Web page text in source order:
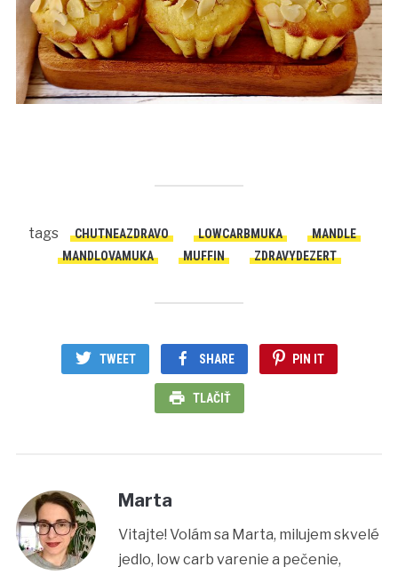
tags CHUTNEAZDRAVO LOWCARBMUKA
MANDLE
MANDLOVAMUKA
MUFFIN ZDRAVYDEZERT
TWEET SHARE PIN IT
TLAČIŤ
Marta
Vitajte! Volám sa Marta, milujem skvelé
jedlo, low carb varenie a pečenie,